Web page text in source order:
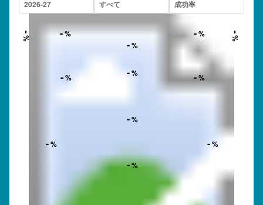
-
%
-
%
-% -%
-%
-% -%
-% -%
-%
-%
-%